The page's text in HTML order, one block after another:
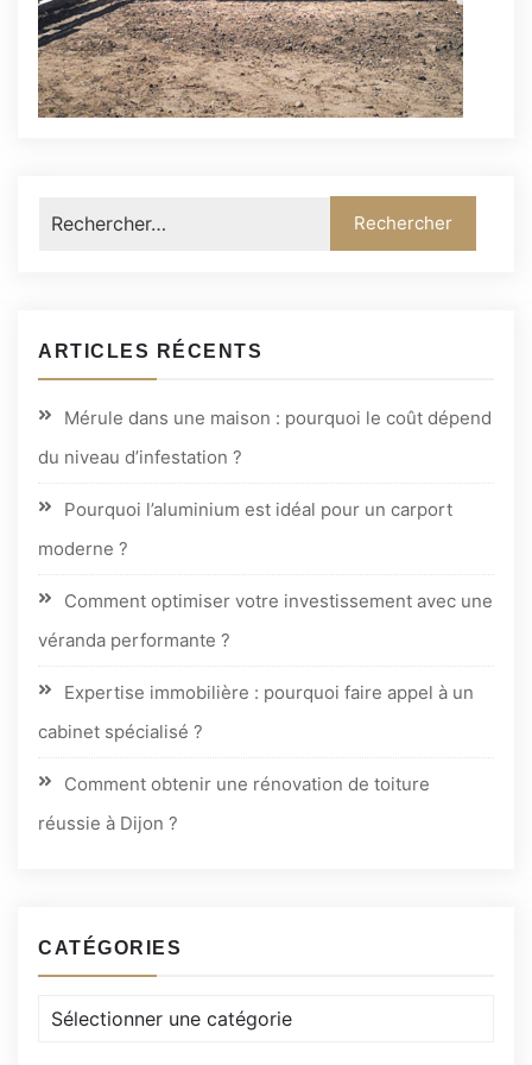
ARTICLES RÉCENTS
Mérule dans une maison : pourquoi le coût dépend
du niveau d’infestation ?
Pourquoi l’aluminium est idéal pour un carport
moderne ?
Comment optimiser votre investissement avec une
véranda performante ?
Expertise immobilière : pourquoi faire appel à un
cabinet spécialisé ?
Comment obtenir une rénovation de toiture
réussie à Dijon ?
CATÉGORIES
Catégories